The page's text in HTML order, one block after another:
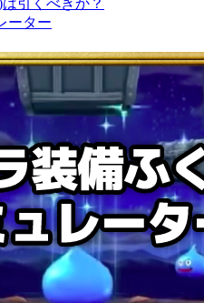
引くべきか？
ーター